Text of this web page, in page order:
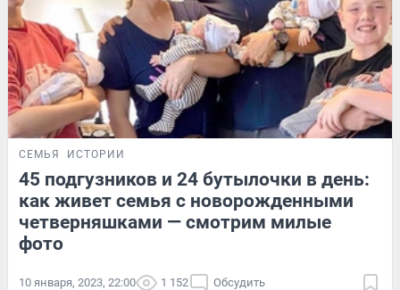
СЕМЬЯ ИСТОРИИ
45 подгузников и 24 бутылочки в день:
как живет семья с новорожденными
четверняшками — смотрим милые
фото
10 января, 2023, 22:00 1 152 Обсудить